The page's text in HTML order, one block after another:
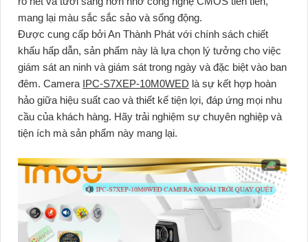
mang lại màu sắc sắc sảo và sống động.
Được cung cấp bởi An Thành Phát với chính sách chiết
khấu hấp dẫn, sản phẩm này là lựa chọn lý tưởng cho việc
giám sát an ninh và giám sát trong ngày và đặc biệt vào ban
đêm. Camera IPC-S7XEP-10M0WED là sự kết hợp hoàn
hảo giữa hiệu suất cao và thiết kế tiện lợi, đáp ứng mọi nhu
cầu của khách hàng. Hãy trải nghiệm sự chuyên nghiệp và
tiện ích mà sản phẩm này mang lại.